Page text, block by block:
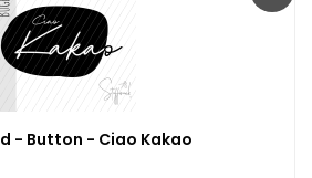
- Button - Ciao Kakao